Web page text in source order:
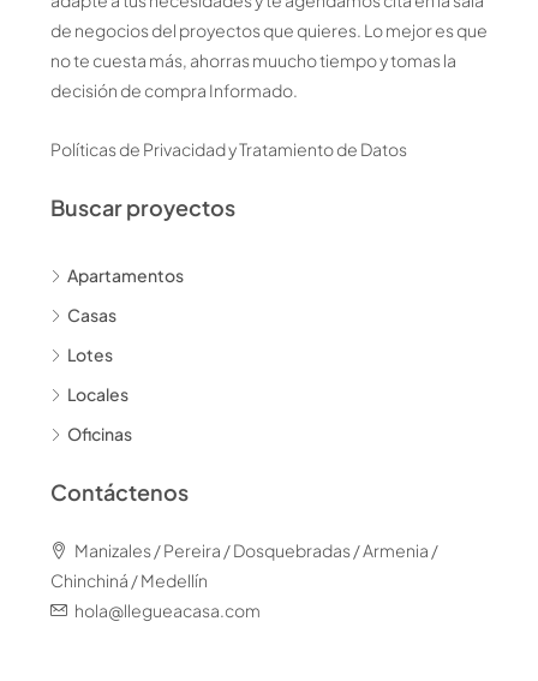
de negocios del proyectos que quieres. Lo mejor es que
no te cuesta más, ahorras muucho tiempo y tomas la
decisión de compra Informado.
Políticas de Privacidad y Tratamiento de Datos
Buscar proyectos
Apartamentos
Casas
Lotes
Locales
Oficinas
Contáctenos
Manizales / Pereira / Dosquebradas / Armenia /
Chinchiná / Medellín
hola@llegueacasa.com